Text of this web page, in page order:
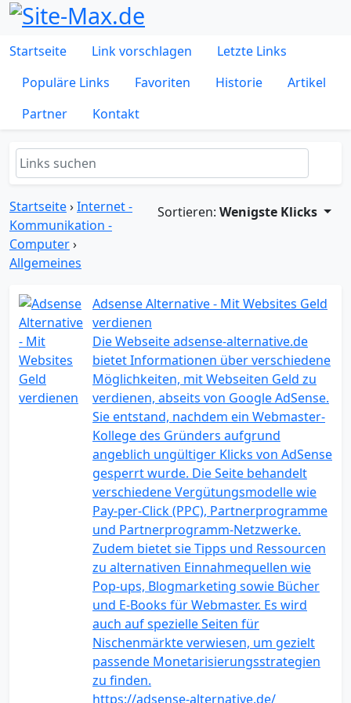
Startseite Link vorschlagen
Letzte Links
Populäre Links
Favoriten Historie
Artikel
Partner
Kontakt
Startseite›Internet -
Kommunikation -
Computer›
Allgemeines
Sortieren:Wenigste Klicks
Adsense Alternative - Mit Websites Geld
verdienen
Die Webseite adsense-alternative.de
bietet Informationen über verschiedene
Möglichkeiten, mit Webseiten Geld zu
verdienen, abseits von Google AdSense.
Sie entstand, nachdem ein Webmaster-
Kollege des Gründers aufgrund
angeblich ungültiger Klicks von AdSense
gesperrt wurde. Die Seite behandelt
verschiedene Vergütungsmodelle wie
Pay-per-Click (PPC), Partnerprogramme
und Partnerprogramm-Netzwerke.
Zudem bietet sie Tipps und Ressourcen
zu alternativen Einnahmequellen wie
Pop-ups, Blogmarketing sowie Bücher
und E-Books für Webmaster. Es wird
auch auf spezielle Seiten für
Nischenmärkte verwiesen, um gezielt
passende Monetarisierungsstrategien
zu finden.
https://adsense-alternative.de/